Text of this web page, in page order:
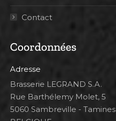
Contact
Coordonnées
Adresse
Brasserie LEGRAND S.A.
Rue Barthélemy Molet, 5
5060 Sambreville - Tamines